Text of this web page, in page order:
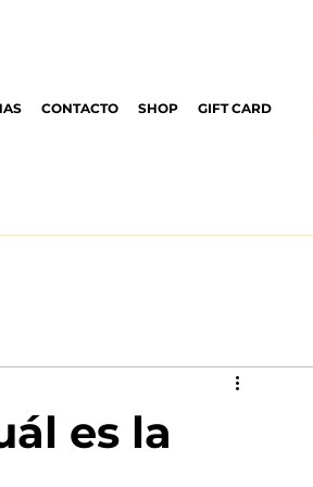
CONTACTO SHOP GIFT CARD
es la